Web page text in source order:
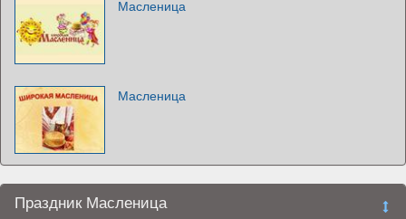
Масленица
Масленица
Праздник Масленица